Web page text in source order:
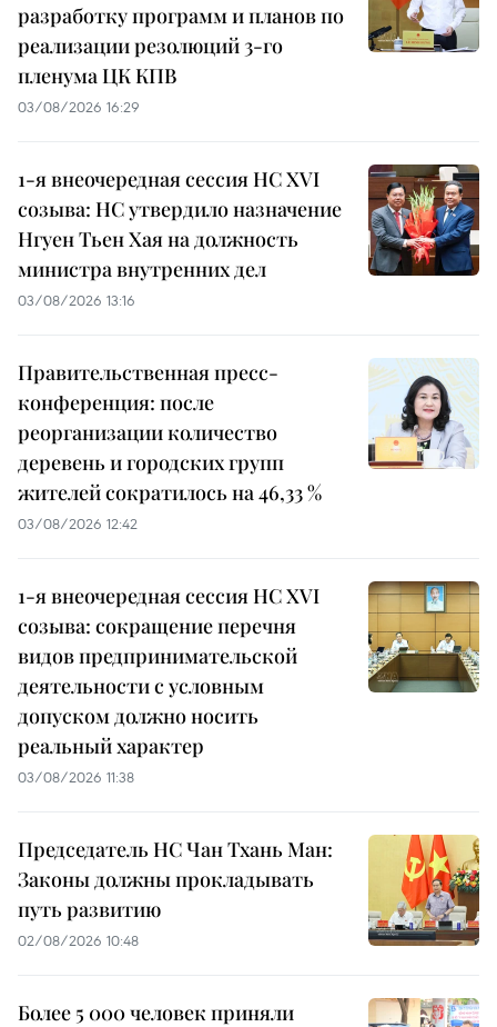
разработку программ и планов по
реализации резолюций 3-го
пленума ЦК КПВ
03/08/2026 16:29
1-я внеочередная сессия НС XVI
созыва: НС утвердило назначение
Нгуен Тьен Хая на должность
министра внутренних дел
03/08/2026 13:16
Правительственная пресс-
конференция: после
реорганизации количество
деревень и городских групп
жителей сократилось на 46,33 %
03/08/2026 12:42
1-я внеочередная сессия НС XVI
созыва: сокращение перечня
видов предпринимательской
деятельности с условным
допуском должно носить
реальный характер
03/08/2026 11:38
Председатель НС Чан Тхань Ман:
Законы должны прокладывать
путь развитию
02/08/2026 10:48
Более 5 000 человек приняли